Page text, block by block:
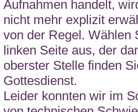
Aufnahmen handelt,
nicht mehr explizit
von der Regel. Wählen
linken Seite aus, der
oberster Stelle finden
Gottesdienst.
Leider konnten wir im